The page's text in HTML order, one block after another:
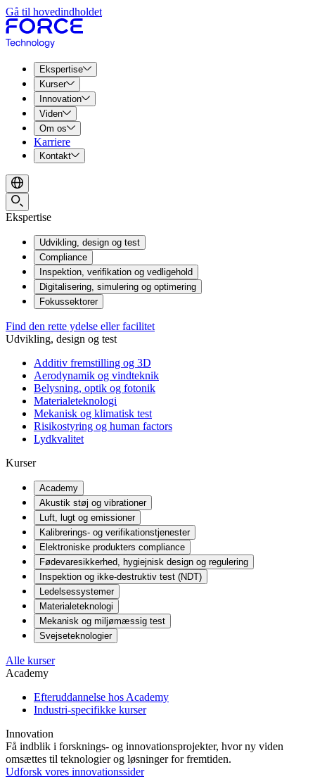
Gå til hovedindholdet
Ekspertise
Kurser
Innovation
Viden
Om os
Karriere
Kontakt
Ekspertise
Udvikling, design og test
Compliance
Inspektion, verifikation og vedligehold
Digitalisering, simulering og optimering
Fokussektorer
Find den rette ydelse eller facilitet
Udvikling, design og test
Additiv fremstilling og 3D
Aerodynamik og vindteknik
Belysning, optik og fotonik
Materialeteknologi
Mekanisk og klimatisk test
Risikostyring og human factors
Lydkvalitet
Kurser
Academy
Akustik støj og vibrationer
Luft, lugt og emissioner
Kalibrerings- og verifikationstjenester
Elektroniske produkters compliance
Fødevaresikkerhed, hygiejnisk design og regulering
Inspektion og ikke-destruktiv test (NDT)
Ledelsessystemer
Materialeteknologi
Mekanisk og miljømæssig test
Svejseteknologier
Alle kurser
Academy
Efteruddannelse hos Academy
Industri-specifikke kurser
Innovation
Få indblik i forsknings- og innovationsprojekter, hvor ny viden
omsættes til teknologier og løsninger for fremtiden.
Udforsk vores innovationssider